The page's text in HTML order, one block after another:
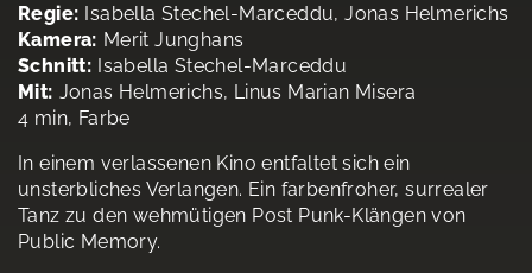
Regie: Isabella Stechel-Marceddu, Jonas Helmerichs
Kamera: Merit Junghans
Schnitt: Isabella Stechel-Marceddu
Mit: Jonas Helmerichs, Linus Marian Misera
4 min, Farbe
In einem verlassenen Kino entfaltet sich ein
unsterbliches Verlangen. Ein farbenfroher, surrealer
Tanz zu den wehmütigen Post Punk-Klängen von
Public Memory.